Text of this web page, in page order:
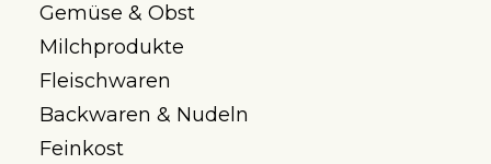
Gemüse & Obst
Milchprodukte
Fleischwaren
Backwaren & Nudeln
Feinkost